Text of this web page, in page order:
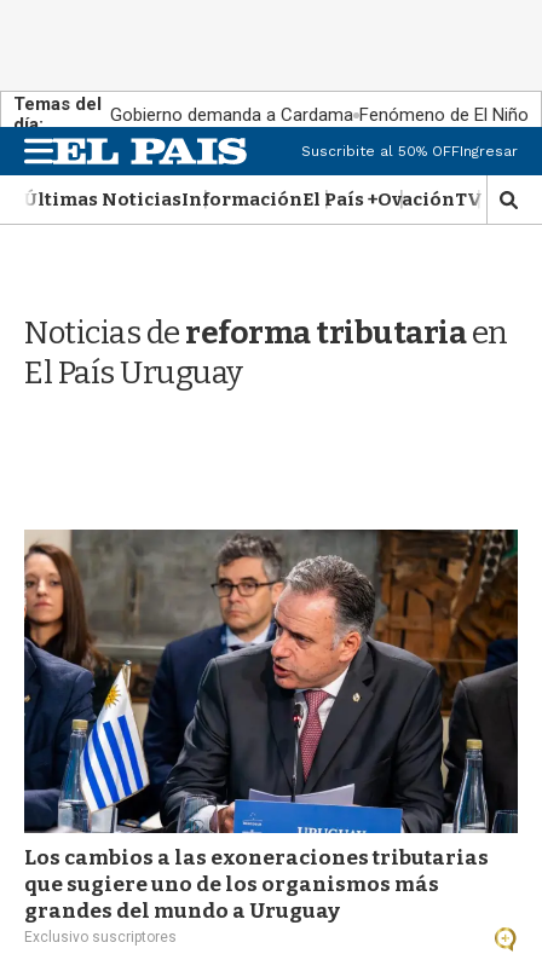
Temas del
día:
Gobierno demanda a Cardama Fenómeno de El Niño
M
e
n
u
Suscribite al 50% OFFIngresar
Últimas NoticiasInformaciónEl País +OvaciónTV Show
M
o
d
a
Noticias dereforma tributariaen
El País Uruguay
Los cambios a las exoneraciones tributarias
que sugiere uno de los organismos más
grandes del mundo a Uruguay
Exclusivo suscriptores